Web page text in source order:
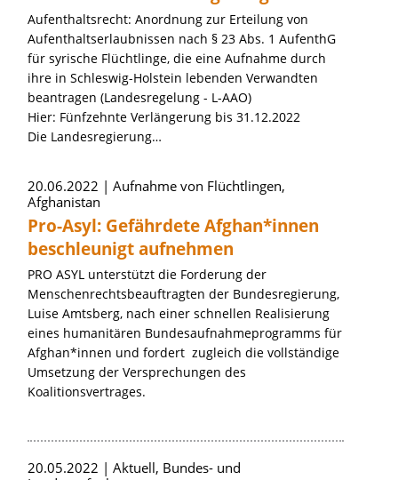
Aufenthaltsrecht: Anordnung zur Erteilung von
Aufenthaltserlaubnissen nach § 23 Abs. 1 AufenthG
für syrische Flüchtlinge, die eine Aufnahme durch
ihre in Schleswig-Holstein lebenden Verwandten
beantragen (Landesregelung - L-AAO)
Hier: Fünfzehnte Verlängerung bis 31.12.2022
Die Landesregierung…
20.06.2022
Aufnahme von Flüchtlingen,
Afghanistan
Pro-Asyl: Gefährdete Afghan*innen
beschleunigt aufnehmen
PRO ASYL unterstützt die Forderung der
Menschenrechtsbeauftragten der Bundesregierung,
Luise Amtsberg, nach einer schnellen Realisierung
eines humanitären Bundesaufnahmeprogramms für
Afghan*innen und fordert zugleich die vollständige
Umsetzung der Versprechungen des
Koalitionsvertrages.
20.05.2022
Aktuell, Bundes- und